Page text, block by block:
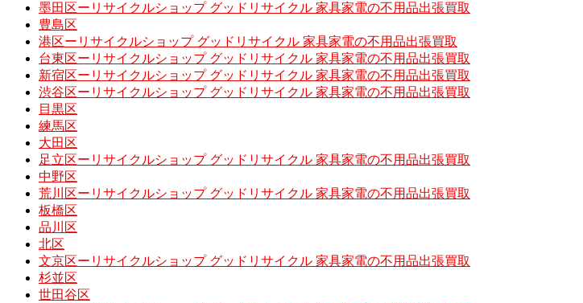
墨田区ーリサイクルショップ グッドリサイクル 家具家電の不用品出張買取
豊島区
港区ーリサイクルショップ グッドリサイクル 家具家電の不用品出張買取
台東区ーリサイクルショップ グッドリサイクル 家具家電の不用品出張買取
新宿区ーリサイクルショップ グッドリサイクル 家具家電の不用品出張買取
渋谷区ーリサイクルショップ グッドリサイクル 家具家電の不用品出張買取
目黒区
練馬区
大田区
足立区ーリサイクルショップ グッドリサイクル 家具家電の不用品出張買取
中野区
荒川区ーリサイクルショップ グッドリサイクル 家具家電の不用品出張買取
板橋区
品川区
北区
文京区ーリサイクルショップ グッドリサイクル 家具家電の不用品出張買取
杉並区
世田谷区